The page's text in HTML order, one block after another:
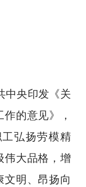
央印发《关
的意见》，
弘扬劳模精
伟大品格，增
明、昂扬向